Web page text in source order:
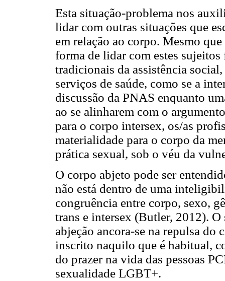
Esta situação-problema nos
lidar com outras situações que
em relação ao corpo. Mesmo
forma de lidar com estes
tradicionais da assistência
serviços de saúde, como se a
discussão da PNAS enquanto
ao se alinharem com o
para o corpo intersex, os/as
materialidade para o corpo da
prática sexual, sob o véu da
O corpo abjeto pode ser
não está dentro de uma
congruência entre corpo, sexo,
trans e intersex (Butler, 2012).
abjeção ancora-se na repulsa do
inscrito naquilo que é habitual,
do prazer na vida das pessoas
sexualidade LGBT+.